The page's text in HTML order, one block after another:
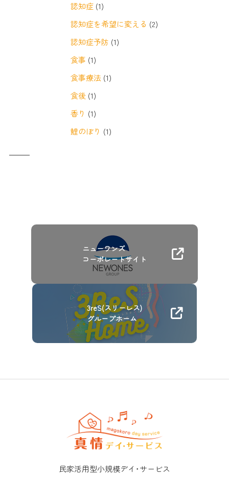
認知症 (1)
認知症を希望に変える (2)
認知症予防 (1)
食事 (1)
食事療法 (1)
食後 (1)
香り (1)
鯉のぼり (1)
ニューワンズ
コーポレートサイト
3reS(スリーレス)
グループホーム
民家活用型小規模デイ･サービス